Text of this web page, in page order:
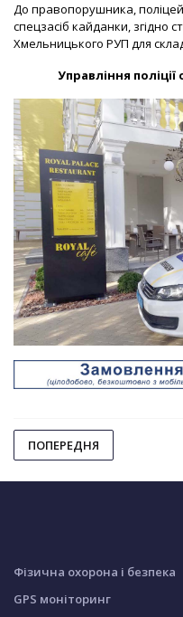
До правопорушника,
спецзасіб кайданки, згідно
Хмельницького РУП для
Управління
ПОПЕРЕДНЯ
Фізична охорона і безпека
GPS моніторинг